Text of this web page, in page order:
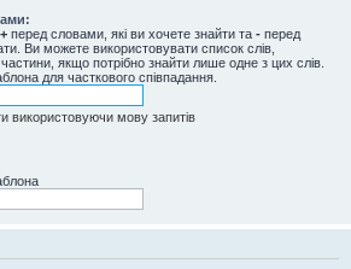
+ перед словами, які ви хочете знайти та - перед
Ви можете використовувати список слів,
якщо потрібно знайти лише одне з цих слів.
для часткового співпадання.
використовуючи мову запитів